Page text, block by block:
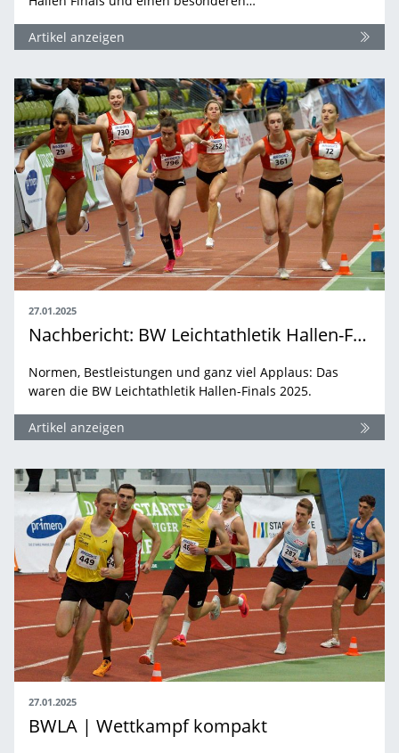
Artikel anzeigen
27.01.2025
Nachbericht: BW Leichtathletik Hallen-Finals 2025 im Glaspalast Sindelfingen
Normen, Bestleistungen und ganz viel Applaus: Das
waren die BW Leichtathletik Hallen-Finals 2025.
Artikel anzeigen
27.01.2025
BWLA | Wettkampf kompakt